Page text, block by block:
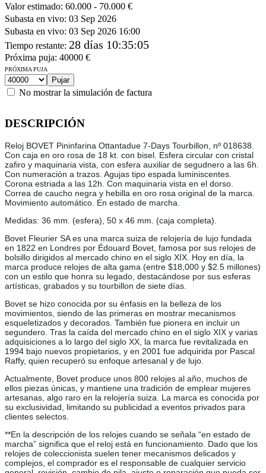
Valor estimado: 60.000 - 70.000 €
Subasta en vivo: 03 Sep 2026
Subasta en vivo: 03 Sep 2026 16:00
Tiempo restante: 28 días 10:35:05
Próxima puja: 40000 €
PRÓXIMA PUJA
No mostrar la simulación de factura
DESCRIPCIÓN
Reloj BOVET Pininfarina Ottantadue 7-Days Tourbillon, nº 018638.
Con caja en oro rosa de 18 kt. con bisel. Esfera circular con cristal
zafiro y maquinaria vista, con esfera auxiliar de segudnero a las 6h.
Con numeración a trazos. Agujas tipo espada luminiscentes.
Corona estriada a las 12h. Con maquinaria vista en el dorso.
Correa de caucho negra y hebilla en oro rosa original de la marca.
Movimiento automático. En estado de marcha.
Medidas: 36 mm. (esfera), 50 x 46 mm. (caja completa).
Bovet Fleurier SA es una marca suiza de relojería de lujo fundada
en 1822 en Londres por Édouard Bovet, famosa por sus relojes de
bolsillo dirigidos al mercado chino en el siglo XIX. Hoy en día, la
marca produce relojes de alta gama (entre $18,000 y $2.5 millones)
con un estilo que honra su legado, destacándose por sus esferas
artísticas, grabados y su tourbillon de siete días.
Bovet se hizo conocida por su énfasis en la belleza de los
movimientos, siendo de las primeras en mostrar mecanismos
esqueletizados y decorados. También fue pionera en incluir un
segundero. Tras la caída del mercado chino en el siglo XIX y varias
adquisiciones a lo largo del siglo XX, la marca fue revitalizada en
1994 bajo nuevos propietarios, y en 2001 fue adquirida por Pascal
Raffy, quien recuperó su enfoque artesanal y de lujo.
Actualmente, Bovet produce unos 800 relojes al año, muchos de
ellos piezas únicas, y mantiene una tradición de emplear mujeres
artesanas, algo raro en la relojería suiza. La marca es conocida por
su exclusividad, limitando su publicidad a eventos privados para
clientes selectos.
**En la descripción de los relojes cuando se señala “en estado de
marcha” significa que el reloj está en funcionamiento. Dado que los
relojes de coleccionista suelen tener mecanismos delicados y
complejos, el comprador es el responsable de cualquier servicio